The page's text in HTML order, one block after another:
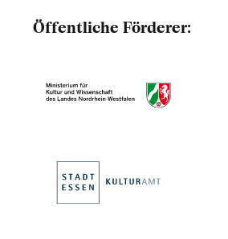
Öffentliche Förderer: